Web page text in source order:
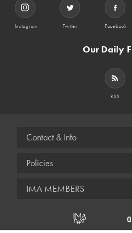
Instagram Twitter Facebook
Our Daily
RSS
Contact & Info
Policies
IMA MEMBERS